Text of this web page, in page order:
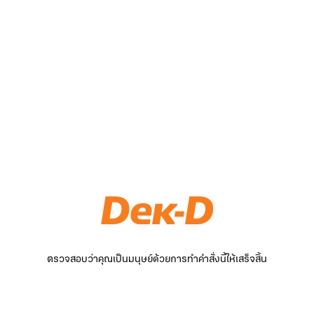
ตรวจสอบว่าคุณเป็นมนุษย์ด้วยการทำคำสั่งนี้ให้เสร็จสิ้น